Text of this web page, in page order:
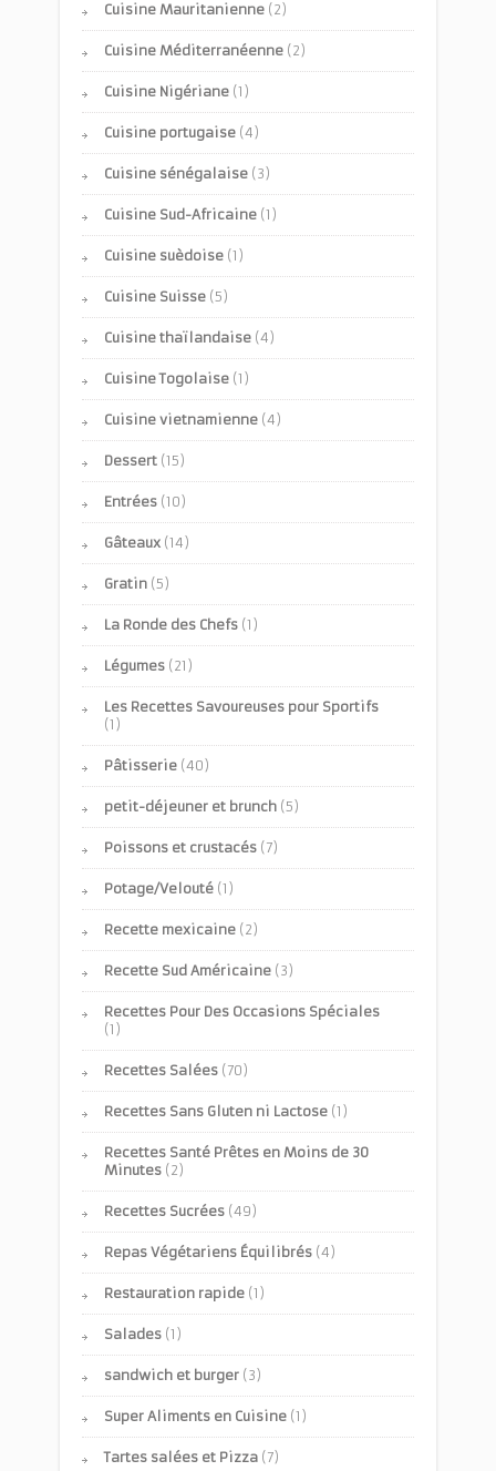
Cuisine Mauritanienne (2)
Cuisine Méditerranéenne (2)
Cuisine Nigériane (1)
Cuisine portugaise (4)
Cuisine sénégalaise (3)
Cuisine Sud-Africaine (1)
Cuisine suèdoise (1)
Cuisine Suisse (5)
Cuisine thaïlandaise (4)
Cuisine Togolaise (1)
Cuisine vietnamienne (4)
Dessert (15)
Entrées (10)
Gâteaux (14)
Gratin (5)
La Ronde des Chefs (1)
Légumes (21)
Les Recettes Savoureuses pour Sportifs
(1)
Pâtisserie (40)
petit-déjeuner et brunch (5)
Poissons et crustacés (7)
Potage/Velouté (1)
Recette mexicaine (2)
Recette Sud Américaine (3)
Recettes Pour Des Occasions Spéciales
(1)
Recettes Salées (70)
Recettes Sans Gluten ni Lactose (1)
Recettes Santé Prêtes en Moins de 30
Minutes (2)
Recettes Sucrées (49)
Repas Végétariens Équilibrés (4)
Restauration rapide (1)
Salades (1)
sandwich et burger (3)
Super Aliments en Cuisine (1)
Tartes salées et Pizza (7)